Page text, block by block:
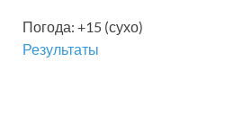
Погода: +15 (сухо)
Результаты